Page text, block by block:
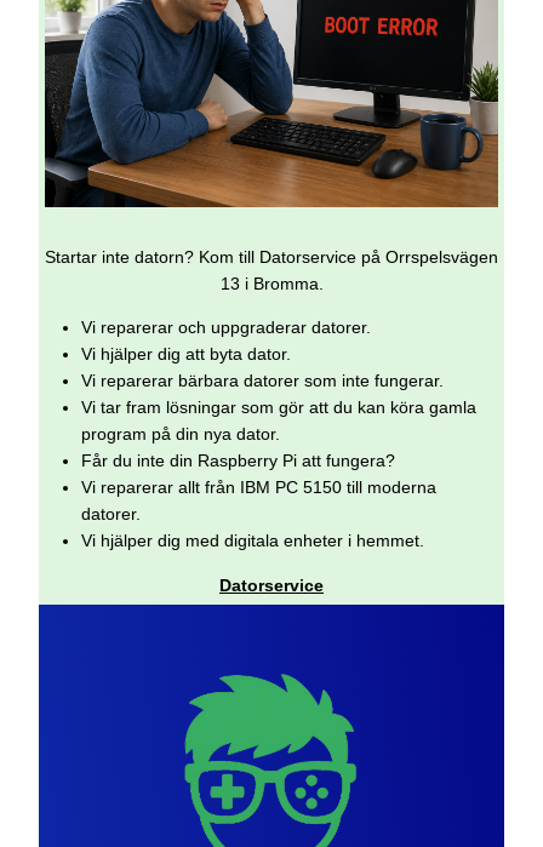
Startar inte datorn? Kom till Datorservice på Orrspelsvägen
13 i Bromma.
Vi reparerar och uppgraderar datorer.
Vi hjälper dig att byta dator.
Vi reparerar bärbara datorer som inte fungerar.
Vi tar fram lösningar som gör att du kan köra gamla
program på din nya dator.
Får du inte din Raspberry Pi att fungera?
Vi reparerar allt från IBM PC 5150 till moderna
datorer.
Vi hjälper dig med digitala enheter i hemmet.
Datorservice